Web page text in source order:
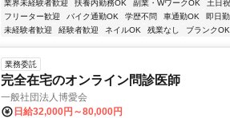
業界未経験者歓迎 扶養内勤務OK 副業・WワークOK 土日
フリーター歓迎
バイク通勤OK 学歴不問 車通勤OK 即日
未経験者歓迎
経験者歓迎 ネイルOK 残業なし ブランクOK
業務委託
完全在宅のオンライン問診医師
一般社団法人博愛会
日給32,000円～80,000円